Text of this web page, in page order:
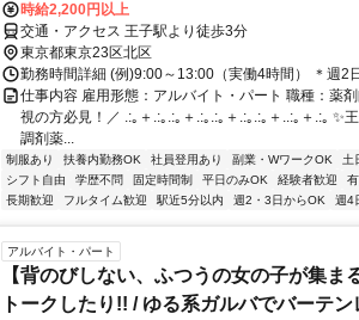
時給2,200円以上
交通・アクセス 王子駅より徒歩3分
東京都東京23区北区
勤務時間詳細 (例)9:00～13:00（実働4時間） ＊週2
仕事内容 雇用形態：アルバイト・パート 職種：薬
視の方必見！／ .:｡＋.:｡.:｡＋.:｡.:｡＋.:｡.:｡＋..:｡＋.:｡ ✨
調剤薬...
制服あり 扶養内勤務OK 社員登用あり 副業・WワークOK 土
シフト自由
学歴不問 固定時間制 平日のみOK 経験者歓迎
長期歓迎
フルタイム歓迎 駅近5分以内 週2・3日からOK 週4
アルバイト・パート
【背のびしない、ふつうの女の子が集
トークしたり!! / ゆる系ガルバでバーテ